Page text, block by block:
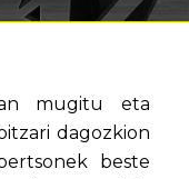
mugitu eta
dagozkion
beste